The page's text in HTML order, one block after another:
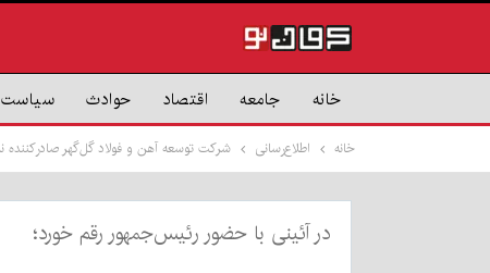
خانه جامعه اقتصاد حوادث سیاست
خانه اطلاع‌رسانی شرکت توسعه آهن و فولاد گل‌گهر صادرکننده
در آئینی با حضور رئیس‌جمهور رقم خورد؛